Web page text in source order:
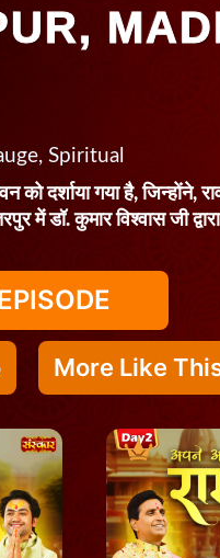
Spiritual
को दर्शाया गया है, जिन्होंने,
में डॉ. कुमार विश्वास जी
More Like